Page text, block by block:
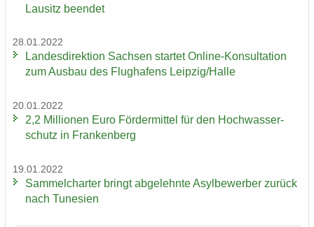
Lau­sitz be­en­det
28.01.2022
Lan­des­di­rek­ti­on Sach­sen star­tet Online-​Konsultation
zum Aus­bau des Flug­ha­fens Leip­zig/Halle
20.01.2022
2,2 Mil­lio­nen Euro För­der­mit­tel für den Hoch­was­ser­
schutz in Fran­ken­berg
19.01.2022
Sam­mel­char­ter bringt ab­ge­lehn­te Asyl­be­wer­ber zu­rück
nach Tu­ne­si­en